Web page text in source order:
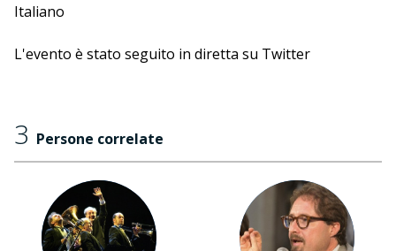
vita ad un incontro/scontro/spettacolo tra il sex e il sax.
Italiano
L'evento è stato seguito in diretta su Twitter
3 Persone correlate